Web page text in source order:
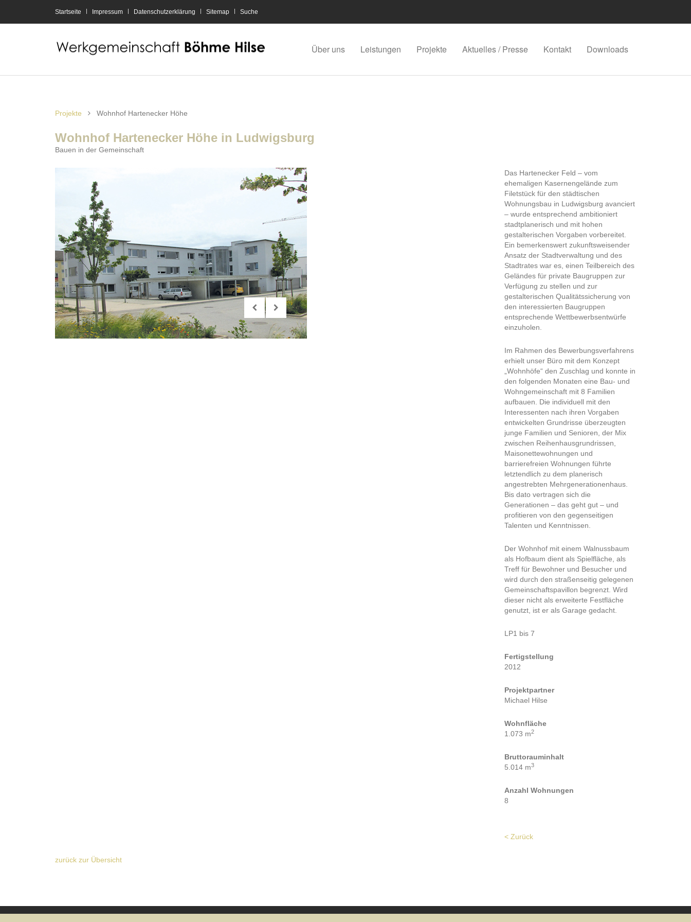
Startseite Impressum Datenschutzerklärung Sitemap Suche
Über uns Leistungen Projekte Aktuelles / Presse Kontakt Downloads
Projekte Wohnhof Hartenecker Höhe
Wohnhof Hartenecker Höhe in Ludwigsburg
Bauen in der Gemeinschaft
Das Hartenecker Feld – vom
ehemaligen Kasernengelände zum
Filetstück für den städtischen
Wohnungsbau in Ludwigsburg avanciert
– wurde entsprechend ambitioniert
stadtplanerisch und mit hohen
gestalterischen Vorgaben vorbereitet.
Ein bemerkenswert zukunftsweisender
Ansatz der Stadtverwaltung und des
Stadtrates war es, einen Teilbereich des
Geländes für private Baugruppen zur
Verfügung zu stellen und zur
gestalterischen Qualitätssicherung von
den interessierten Baugruppen
entsprechende Wettbewerbsentwürfe
einzuholen.
Im Rahmen des Bewerbungsverfahrens
erhielt unser Büro mit dem Konzept
„Wohnhöfe“ den Zuschlag und konnte in
den folgenden Monaten eine Bau- und
Wohngemeinschaft mit 8 Familien
aufbauen. Die individuell mit den
Interessenten nach ihren Vorgaben
entwickelten Grundrisse überzeugten
junge Familien und Senioren, der Mix
zwischen Reihenhausgrundrissen,
Maisonettewohnungen und
barrierefreien Wohnungen führte
letztendlich zu dem planerisch
angestrebten Mehrgenerationenhaus.
Bis dato vertragen sich die
Generationen – das geht gut – und
profitieren von den gegenseitigen
Talenten und Kenntnissen.
Der Wohnhof mit einem Walnussbaum
als Hofbaum dient als Spielfläche, als
Treff für Bewohner und Besucher und
wird durch den straßenseitig gelegenen
Gemeinschaftspavillon begrenzt. Wird
dieser nicht als erweiterte Festfläche
genutzt, ist er als Garage gedacht.
LP1 bis 7
Fertigstellung
2012
Projektpartner
Michael Hilse
Wohnfläche
1.073 m2
Bruttorauminhalt
5.014 m3
Anzahl Wohnungen
8
< Zurück
zurück zur Übersicht